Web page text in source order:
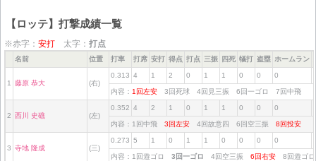
【ロッテ】打撃成績一覧
※赤字： 安打 太字： 打点
名前 位置 打率 打席 安打 得点 打点 三振 四死 犠打 盗塁 ホームラン
1 藤原 恭大 (右)
0.313 4 1 2 0 1 1 0 0 0
内容： 1回左安 3回死球 4回見三振 6回一ゴロ 7回中飛
2 西川 史礁 (左)
0.352 4 2 1 0 1 1 0 0 0
内容：1回中飛 3回左安 4回故意四 6回空三振 8回投安
3 寺地 隆成 (三)
0.273 5 1 0 1 1 0 0 0 0
内容：1回遊ゴロ 3回一ゴロ 4回空三振 6回右安 8回遊ゴ